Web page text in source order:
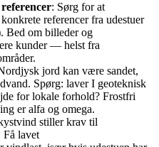
: Sørg for at
referencer fra udestuer
Bed om billeder og
kunder — helst fra
jord kan være sandet,
Spørg: laver I geoteknisk
for lokale forhold? Frostfri
er alfa og omega.
stiller krav til
Få lavet